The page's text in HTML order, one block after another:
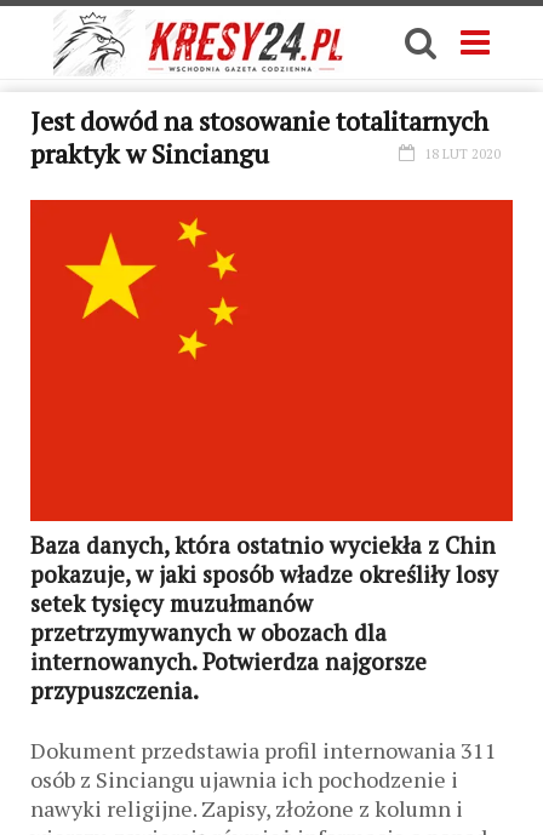
Jest dowód na stosowanie totalitarnych
praktyk w Sinciangu
18 LUT 2020
Baza danych, która ostatnio wyciekła z Chin
pokazuje, w jaki sposób władze określiły losy
setek tysięcy muzułmanów
przetrzymywanych w obozach dla
internowanych. Potwierdza najgorsze
przypuszczenia.
Dokument przedstawia profil internowania 311
osób z Sinciangu ujawnia ich pochodzenie i
nawyki religijne. Zapisy, złożone z kolumn i